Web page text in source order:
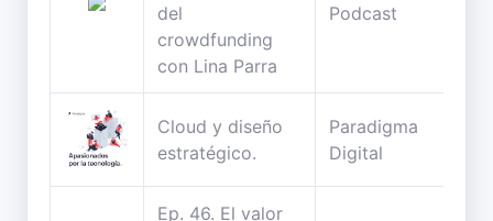
del
crowdfunding
con Lina Parra
Podcast
Cloud y diseño
estratégico.
Paradigma
Digital
Ep. 46. El valor